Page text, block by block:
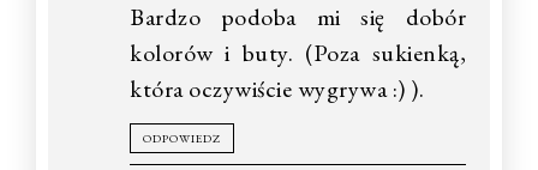
Bardzo podoba mi się dobór
kolorów i buty. (Poza sukienką,
która oczywiście wygrywa :) ).
ODPOWIEDZ